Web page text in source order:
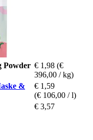
Powder € 1,98 (€
396,00 / kg)
&
€ 1,59
(€ 106,00 / l)
€ 3,57